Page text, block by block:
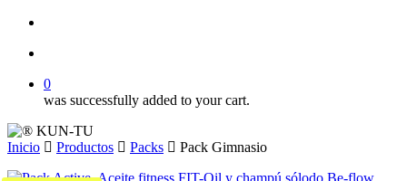
0
was successfully added to your cart.
Inicio Productos Packs Pack Gimnasio